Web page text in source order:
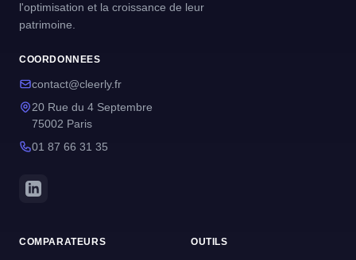
l'optimisation et la croissance de leur
patrimoine.
COORDONNEES
contact@cleerly.fr
20 Rue du 4 Septembre
75002 Paris
01 87 66 31 35
COMPARATEURS OUTILS